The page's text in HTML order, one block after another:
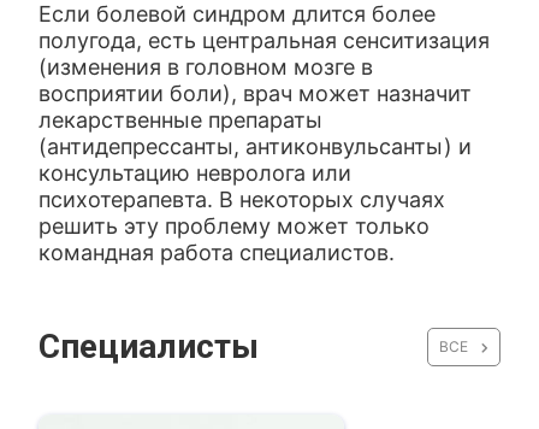
Если болевой синдром длится более
полугода, есть центральная сенситизация
(изменения в головном мозге в
восприятии боли), врач может назначит
лекарственные препараты
(антидепрессанты, антиконвульсанты) и
консультацию невролога или
психотерапевта. В некоторых случаях
решить эту проблему может только
командная работа специалистов.
Специалисты ВСЕ